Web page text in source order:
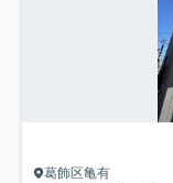
葛飾区亀有